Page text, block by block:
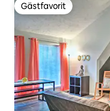
Gästfavorit
Gästfavorit